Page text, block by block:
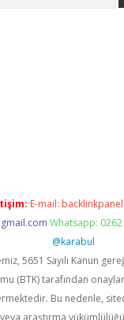
E-mail:
Whatsapp:
@karabul
5651 Sayılı Kanun
(BTK) tarafından
Bu nedenle,
araştırma